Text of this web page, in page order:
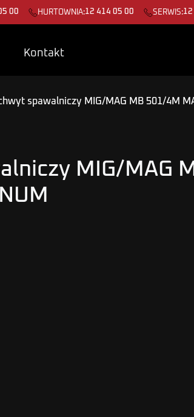
00 HURTOWNIA:12 414 05 00 SERWIS:
Kontakt
spawalniczy MIG/MAG MB 501/4M
MIG/MAG